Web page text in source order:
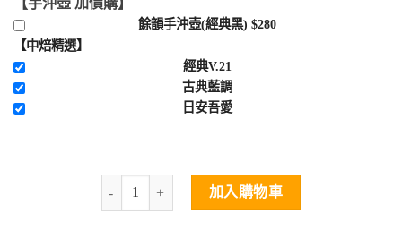
【手沖壺 加價購】
餘韻手沖壺(經典黑) $280
【中焙精選】
經典V.21
古典藍調
日安吾愛
加入購物車